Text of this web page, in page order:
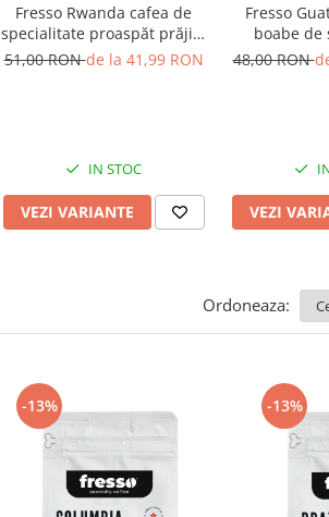
Fresso Rwanda cafea de
specialitate proaspăt prăjită
și măcinată
51,00 RONde la 41,99 RON
IN STOC
VEZI VARIANTE
Fresso
boabe de
48,00 RON
VEZI
Ordoneaza:
-13% -13%